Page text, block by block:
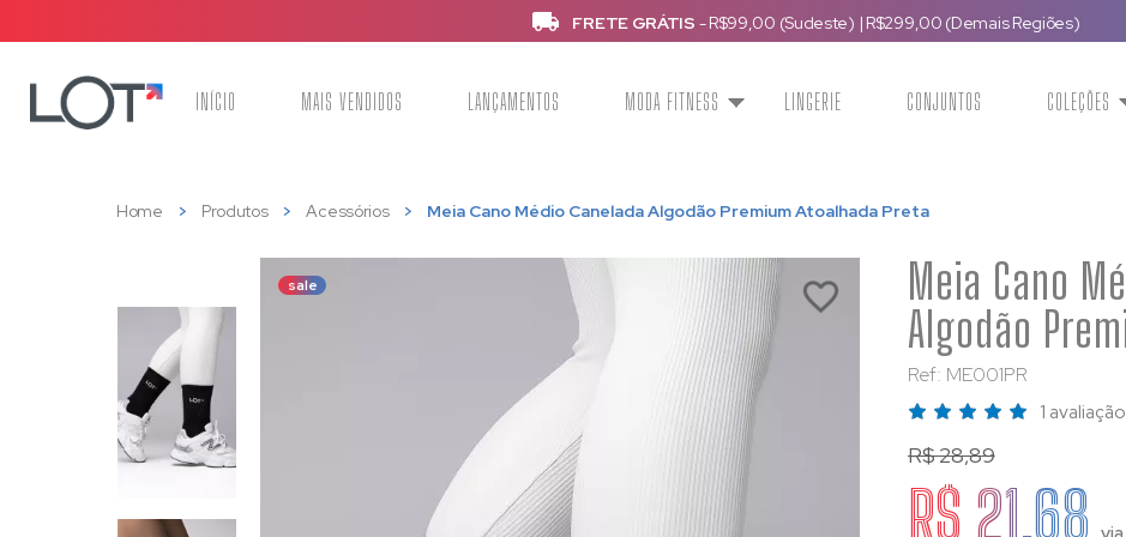
FRETE GRÁTIS - R$99,00 (Sudeste) | R$299,00 (Demais Regiões)
INÍCIO MAIS VENDIDOS LANÇAMENTOS MODA FITNESS LINGERIE CONJUNTOS COLEÇÕES
Home Produtos Acessórios Meia Cano Médio Canelada Algodão Premium Atoalhada Preta
sale
Meia Cano
Algodão
Ref: ME001PR
1 avaliação
R$ 28,89
R$ 21,68